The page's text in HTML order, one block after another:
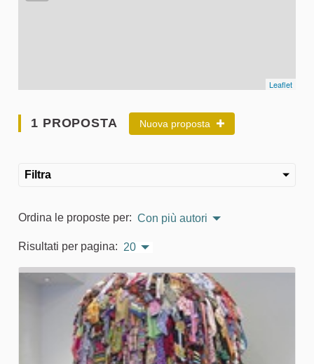
Leaflet
1 PROPOSTA Nuova proposta
Filtra
Ordina le proposte per: Con più autori
Risultati per pagina: 20